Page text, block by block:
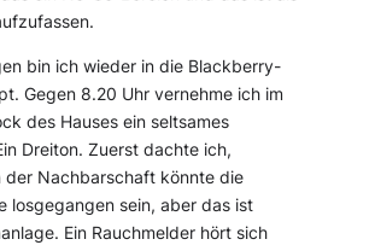
bin ich wieder in die Blackberry-
Gegen 8.20 Uhr vernehme ich im
des Hauses ein seltsames
Dreiton. Zuerst dachte ich,
der Nachbarschaft könnte die
losgegangen sein, aber das ist
Ein Rauchmelder hört sich